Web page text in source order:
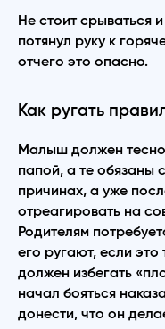
Не стоит срываться
потянул руку к
отчего это опасно.
Как ругать
Малыш должен тесно
папой, а те обязаны
причинах, а уже
отреагировать на
Родителям
его ругают, если
должен избегать
начал бояться
донести, что он